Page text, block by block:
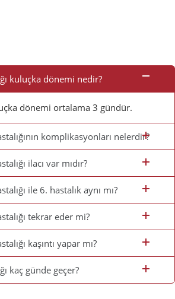
kuluçka dönemi nedir?
dönemi ortalama 3 gündür.
komplikasyonları nelerdir?
ilacı var mıdır?
ile 6. hastalık aynı mı?
tekrar eder mi?
kaşıntı yapar mı?
kaç günde geçer?